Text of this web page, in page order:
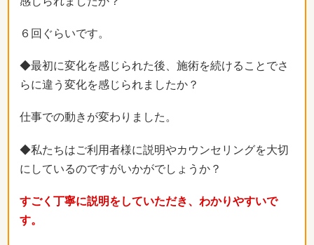
６回ぐらいです。
◆最初に変化を感じられた後、施術を続けることでさ
らに違う変化を感じられましたか？
仕事での動きが変わりました。
◆私たちはご利用者様に説明やカウンセリングを大切
にしているのですがいかがでしょうか？
すごく丁寧に説明をしていただき、わかりやすいで
す。